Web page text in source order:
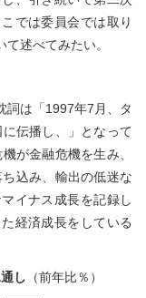
では委員会では取り
述べてみたい。
は「1997年7月、タ
伝播し、」となって
が金融危機を生み、
込み、輸出の低迷な
イナス成長を記録し
経済成長をしている
し （前年比％）